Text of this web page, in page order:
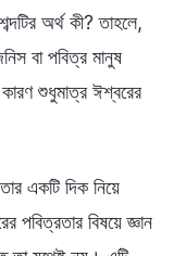
অর্থ কী? তাহলে,
বা পবিত্র মানুষ
শুধুমাত্র ঈশ্বরের
একটি দিক নিয়ে
বিষয়ে জ্ঞান